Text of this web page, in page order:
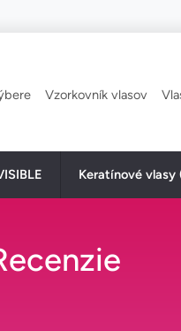
Vzorkovník vlasov
Keratínové vlasy